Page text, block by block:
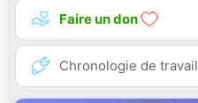
Faire un don
Chronologie de travail